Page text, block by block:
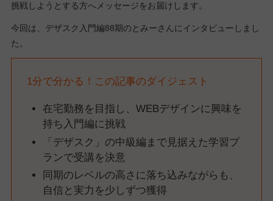
挑戦しようとする方へメッセージをお届けします。
今回は、デザスク入門編88期のとみーさんにインタビューしまし
た。
1分で分かる！この記事のダイジェスト
在宅勤務を目指し、WEBデザインに興味を
持ち入門編に挑戦
「デザスク」の中級編まで見据えた学習プ
ランで受講を決意
同期のレベルの高さに落ち込みながらも、
自信と実力を少しずつ獲得